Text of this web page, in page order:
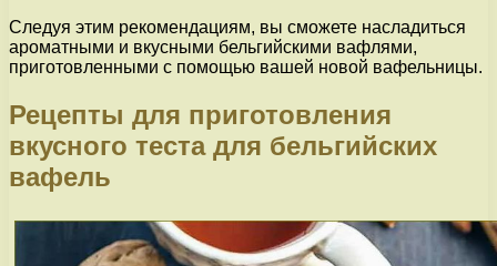
Следуя этим рекомендациям, вы сможете насладиться
ароматными и вкусными бельгийскими вафлями,
приготовленными с помощью вашей новой вафельницы.
Рецепты для приготовления
вкусного теста для бельгийских
вафель